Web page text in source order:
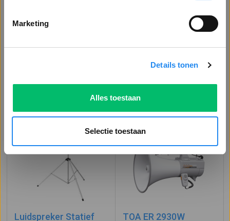
Marketing
Details tonen
Alles toestaan
Selectie toestaan
Vragen? Offerte aanvragen
Bijpassende producten
Luidspreker Statief TOA ER 2930W